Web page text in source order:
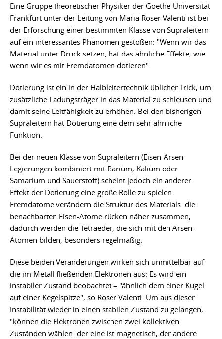
Eine Gruppe theoretischer Physiker der Goethe-Universität
Frankfurt unter der Leitung von Maria Roser Valenti ist bei
der Erforschung einer bestimmten Klasse von Supraleitern
auf ein interessantes Phänomen gestoßen: "Wenn wir das
Material unter Druck setzen, hat das ähnliche Effekte, wie
wenn wir es mit Fremdatomen dotieren".
Dotierung ist ein in der Halbleitertechnik üblicher Trick, um
zusätzliche Ladungsträger in das Material zu schleusen und
damit seine Leitfähigkeit zu erhöhen. Bei den bisherigen
Supraleitern hat Dotierung eine dem sehr ähnliche
Funktion.
Bei der neuen Klasse von Supraleitern (Eisen-Arsen-
Legierungen kombiniert mit Barium, Kalium oder
Samarium und Sauerstoff) scheint jedoch ein anderer
Effekt der Dotierung eine große Rolle zu spielen:
Fremdatome verändern die Struktur des Materials: die
benachbarten Eisen-Atome rücken näher zusammen,
dadurch werden die Tetraeder, die sich mit den Arsen-
Atomen bilden, besonders regelmäßig.
Diese beiden Veränderungen wirken sich unmittelbar auf
die im Metall fließenden Elektronen aus: Es wird ein
instabiler Zustand beobachtet – "ähnlich dem einer Kugel
auf einer Kegelspitze", so Roser Valenti. Um aus dieser
Instabilität wieder in einen stabilen Zustand zu gelangen,
"können die Elektronen zwischen zwei kollektiven
Zuständen wählen: der eine ist magnetisch, der andere